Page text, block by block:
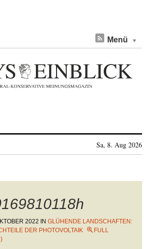
Menü
Sa, 8. Aug 2026
2022 IN GLÜHENDE LANDSCHAFTEN:
DER PHOTOVOLTAIK
FULL